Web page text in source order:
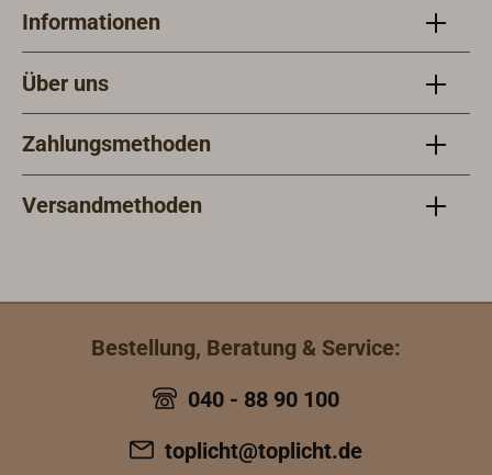
Informationen
Über uns
Zahlungsmethoden
Versandmethoden
Bestellung, Beratung & Service:
040 - 88 90 100
toplicht@toplicht.de